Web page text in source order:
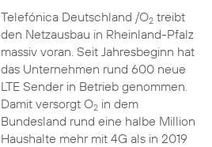
Telefónica Deutschland /O2treibt
den Netzausbau in Rheinland-Pfalz
massiv voran. Seit Jahresbeginn hat
das Unternehmen rund 600 neue
LTE Sender in Betrieb genommen.
Damit versorgt O2in dem
Bundesland rund eine halbe Million
Haushalte mehr mit 4G als in 2019